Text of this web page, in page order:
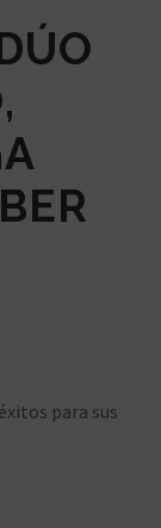
para sus